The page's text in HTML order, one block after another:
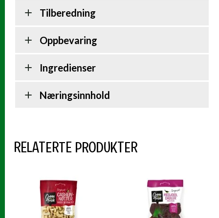
Tilberedning
Oppbevaring
Ingredienser
Næringsinnhold
RELATERTE PRODUKTER